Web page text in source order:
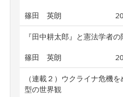
篠田 英朗
『田中耕太郎』と憲法学者の
篠田 英朗
（連載２）ウクライナ危機
型の世界観